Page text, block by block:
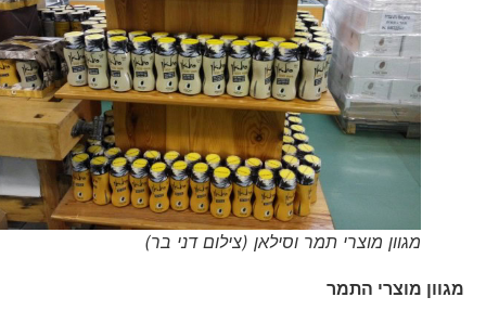
מגוון מוצרי תמר וסילאן (צילום דני בר)
מגוון מוצרי התמר